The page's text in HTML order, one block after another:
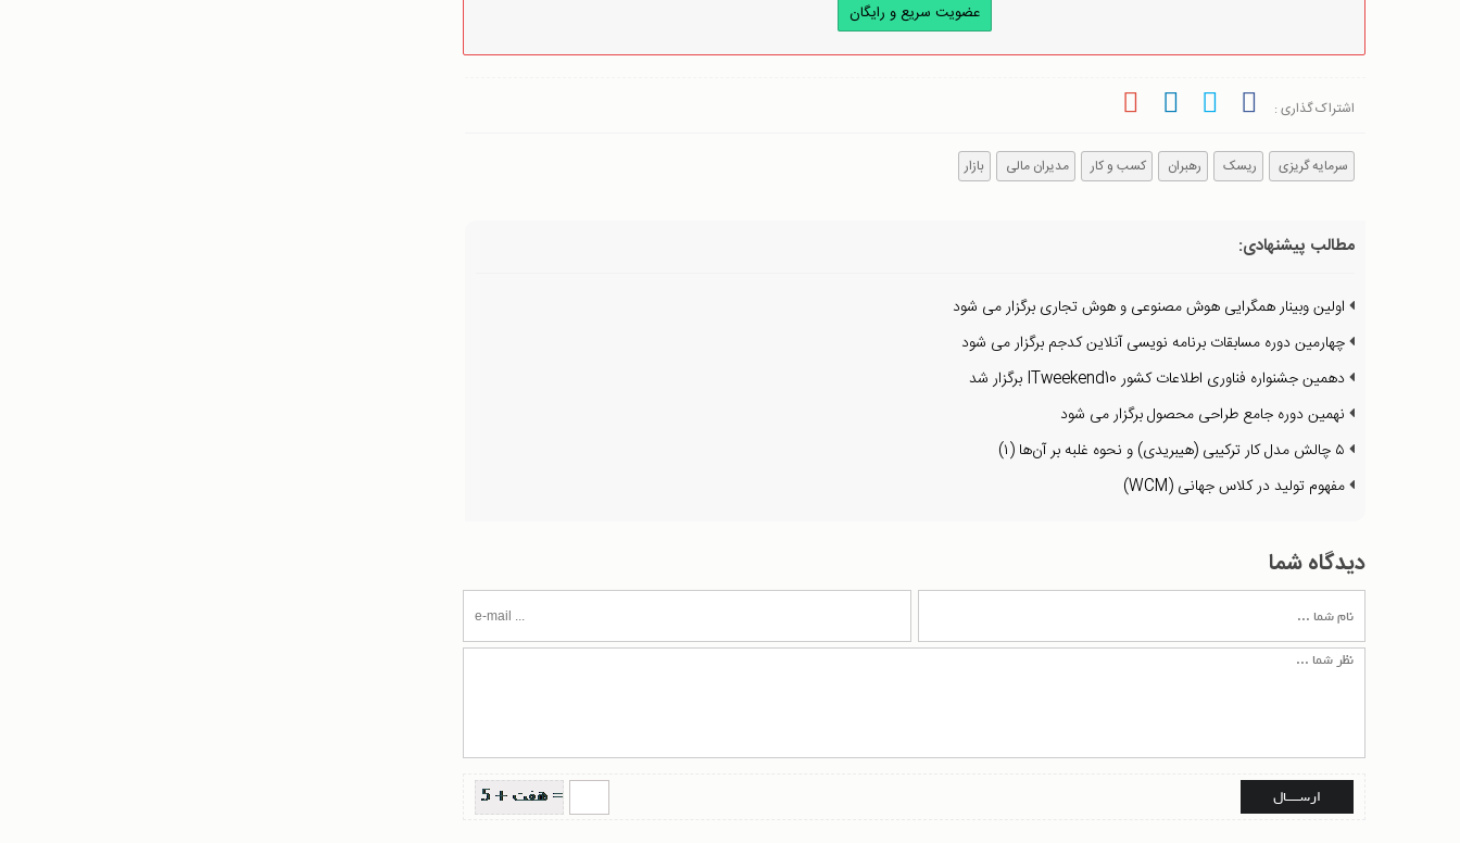
عضویت سریع و رایگان
اشتراک گذاری :
سرمایه گریزی ریسک رهبران کسب و کار مدیران مالی بازار
مطالب پیشنهادی:
اولین وبینار همگرایی هوش مصنوعی و هوش تجاری برگزار می شود
چهارمین دوره مسابقات برنامه نویسی آنلاین کدجم برگزار می شود
دهمین جشنواره فناوری اطلاعات کشور ITweekend10 برگزار شد
نهمین دوره جامع طراحی محصول برگزار می شود
۵ چالش مدل کار ترکیبی (هیبریدی) و نحوه غلبه بر آن‌ها (۱)
مفهوم تولید در کلاس جهانی (WCM)
دیدگاه شما